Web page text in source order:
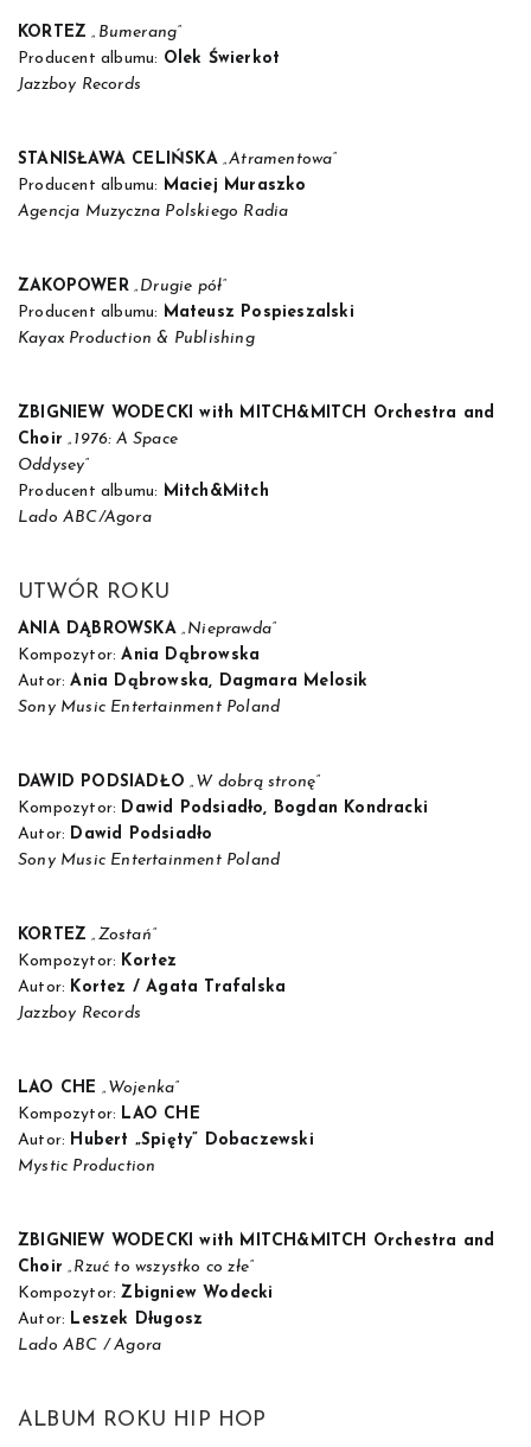
KORTEZ „Bumerang”
Producent albumu: Olek Świerkot
Jazzboy Records
STANISŁAWA CELIŃSKA „Atramentowa”
Producent albumu: Maciej Muraszko
Agencja Muzyczna Polskiego Radia
ZAKOPOWER „Drugie pół”
Producent albumu: Mateusz Pospieszalski
Kayax Production & Publishing
ZBIGNIEW WODECKI with MITCH&MITCH Orchestra and
Choir „1976: A Space
Oddysey”
Producent albumu: Mitch&Mitch
Lado ABC/Agora
UTWÓR ROKU
ANIA DĄBROWSKA „Nieprawda”
Kompozytor:Ania Dąbrowska
Autor:Ania Dąbrowska, Dagmara Melosik
Sony Music Entertainment Poland
DAWID PODSIADŁO „W dobrą stronę”
Kompozytor: Dawid Podsiadło, Bogdan Kondracki
Autor: Dawid Podsiadło
Sony Music Entertainment Poland
KORTEZ „Zostań”
Kompozytor: Kortez
Autor: Kortez / Agata Trafalska
Jazzboy Records
LAO CHE „Wojenka”
Kompozytor: LAO CHE
Autor: Hubert „Spięty” Dobaczewski
Mystic Production
ZBIGNIEW WODECKI with MITCH&MITCH Orchestra and
Choir „Rzuć to wszystko co złe”
Kompozytor:Zbigniew Wodecki
Autor: Leszek Długosz
Lado ABC / Agora
ALBUM ROKU HIP HOP